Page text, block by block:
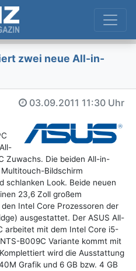
zwei neue All-in-
03.09.2011 11:30 Uhr
Zuwachs. Die beiden All-in-
Bildschirm
schlanken Look. Beide neuen
23,6 Zoll großem
Intel Core Prozessoren der
ausgestattet. Der ASUS All-
arbeitet mit dem Intel Core i5-
B009C Variante kommt mit
wird die Ausstattung
Grafik und 6 GB bzw. 4 GB